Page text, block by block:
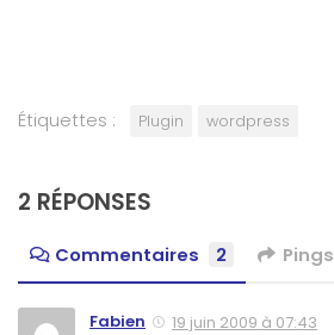
Étiquettes : Plugin wordpress
2 RÉPONSES
Commentaires 2 Pings
Fabien
19 juin 2009 à 07:43